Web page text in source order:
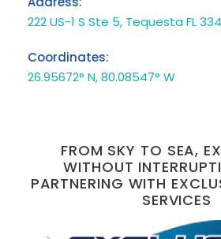
222 US-1 S Ste 5, Tequesta FL
Coordinates:
26.95672° N, 80.08547° W
FROM SKY TO SEA,
WITHOUT
PARTNERING WITH
SERVICES